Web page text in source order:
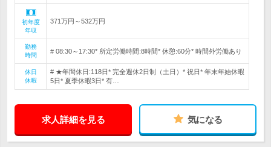
初年度
年収
371万円～532万円
勤務
時間
# 08:30～17:30* 所定労働時間:8時間* 休憩:60分* 時間外労働あり
休日
休暇
# ★年間休日:118日* 完全週休2日制（土日）* 祝日* 年末年始休暇
5日* 夏季休暇3日* 有…
求人詳細を見る 気になる